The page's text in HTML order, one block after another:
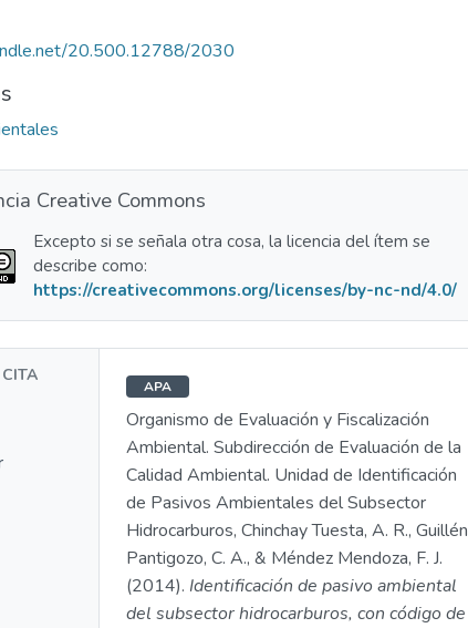
20.500.12788/2030
Creative Commons
Excepto si se señala otra cosa, la licencia del ítem se
describe como:
https://creativecommons.org/licenses/by-nc-nd/4.0/
APA
Organismo de Evaluación y Fiscalización
Ambiental. Subdirección de Evaluación de la
Calidad Ambiental. Unidad de Identificación
de Pasivos Ambientales del Subsector
Hidrocarburos, Chinchay Tuesta, A. R., Guillén
Pantigozo, C. A., & Méndez Mendoza, F. J.
(2014). Identificación de pasivo ambiental
del subsector hidrocarburos, con código de